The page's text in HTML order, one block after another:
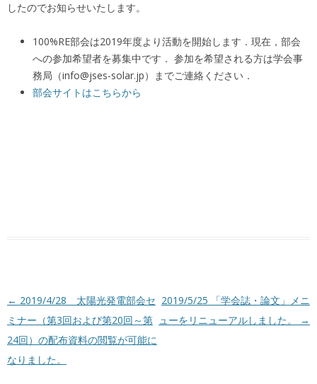
したのでお知らせいたします。
100%RE部会は2019年度より活動を開始します．現在，部会
への参加希望者を募集中です． 参加を希望される方は学会事
務局（info@jses-solar.jp）までご連絡ください．
部会サイトはこちらから
投稿ナビゲーション
← 2019/4/28 太陽光発電部会セ
ミナー（第3回および第20回～第
24回）の配布資料の閲覧が可能に
なりました。
2019/5/25 「学会誌・論文」メニ
ューをリニューアルしました。
→